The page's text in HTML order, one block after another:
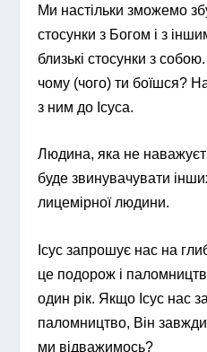
Ми настільки зможемо
стосунки з Богом і з
близькі стосунки з
чому (чого) ти боїшся?
з ним до Ісуса.
Людина, яка не
буде звинувачувати
лицемірної людини.
Ісус запрошує нас на
це подорож і
один рік. Якщо Ісус нас
паломництво, Він
ми відважимось?